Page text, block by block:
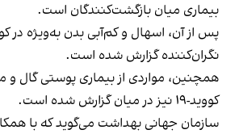
بیماری میان بازگشت‌کنندگان است.
پس از آن، اسهال و کم‌آبی بدن به‌ویژه در
نگران‌کننده گزارش شده است.
همچنین، مواردی از بیماری پوستی گال و
کووید-۱۹ نیز در میان گزارش شده است.
سازمان جهانی بهداشت می‌گوید که با